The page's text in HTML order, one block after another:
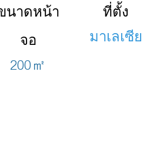
นาดหน้า
จอ
200㎡
ที่ตั้ง
มาเลเซีย